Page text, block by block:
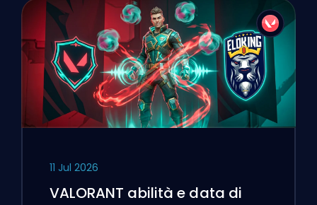
11 Jul 2026
VALORANT abilità e data di